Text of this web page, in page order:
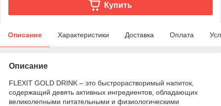
Купить
Описание Характеристики Доставка Оплата
Описание
FLEXIT GOLD DRINK – это быстрорастворимый напиток,
содержащий девять активных ингредиентов, обладающих
великолепными питательными и физиологическими